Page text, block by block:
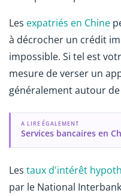
Les expatriés en Chine
à décrocher un crédit
impossible. Si tel est
mesure de verser un
généralement autour de
A LIRE ÉGALEMENT
Services bancaires en
Les taux d'intérêt
par le National